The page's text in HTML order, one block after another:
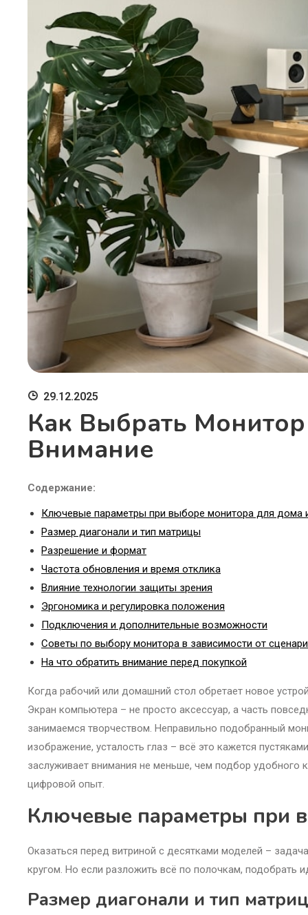
29.12.2025
Как Выбрать
Внимание
Содержание:
Ключевые параметры при выборе монитора для дома
Размер диагонали и тип матрицы
Разрешение и формат
Частота обновления и время отклика
Влияние технологии защиты зрения
Эргономика и регулировка положения
Подключения и дополнительные возможности
Советы по выбору монитора в зависимости от
На что обратить внимание перед покупкой
Когда рабочий или домашний стол обретает новое
Экран компьютера – не просто аксессуар, а часть
занимаемся творчеством. Неправильно подобранный
изображение, усталость глаз – всё это кажется
заслуживает внимания не меньше, чем подбор
цифровой опыт.
Ключевые параметры при
Оказаться перед витриной с десятками моделей –
кругом. Но если разложить всё по полочкам, подобрать
Размер диагонали и тип